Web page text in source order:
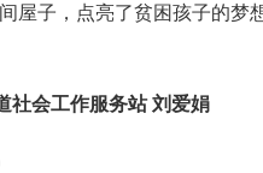
屋子，点亮了贫困孩子的梦
社会工作服务站 刘爱娟